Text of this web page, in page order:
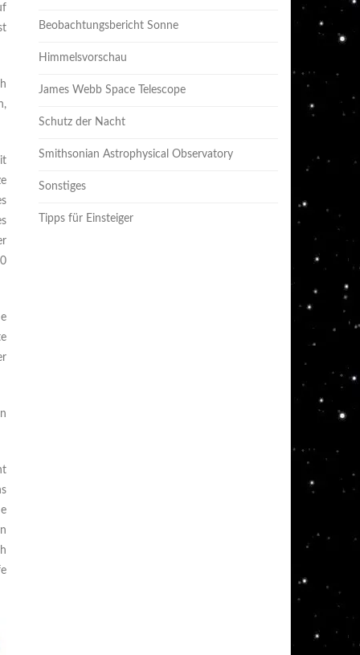
Beobachtungsbericht Sonne
Himmelsvorschau
James Webb Space Telescope
Schutz der Nacht
Smithsonian Astrophysical Observatory
Sonstiges
Tipps für Einsteiger